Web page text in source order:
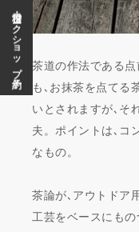
稽古・ワークショップ予約
茶道の作法である
も､お抹茶を点てる
いとされますが､そ
夫。ポイントは､コ
なもの。
茶論が､アウトドア
工芸をベースにも